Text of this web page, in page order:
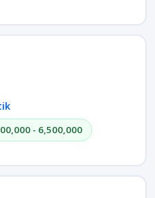
- 6,500,000